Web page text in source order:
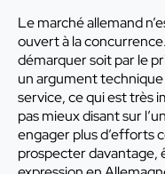
Le marché allemand
ouvert à la
démarquer soit par le
un argument
service, ce qui est très
pas mieux disant sur
engager plus d’efforts
prospecter davantage,